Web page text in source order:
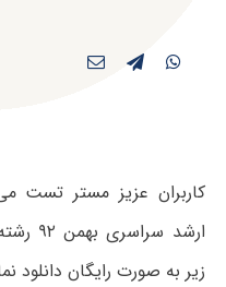
کاربران عزیز مستر تست
ارشد
زیر به صورت رایگان دانلود